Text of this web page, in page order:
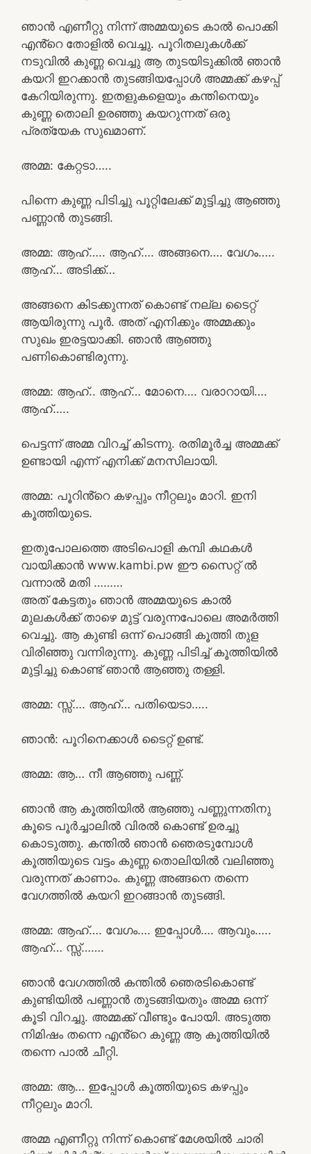
ഞാൻ എണീറ്റു നിന്ന് അമ്മയുടെ കാൽ പൊക്കി
എൻ്റെ തോളിൽ വെച്ചു. പൂറിതലുകൾക്ക്
നടുവിൽ കുണ്ണ വെച്ചു ആ തുടയിടുക്കിൽ ഞാൻ
കയറി ഇറക്കാൻ തുടങ്ങിയപ്പോൾ അമ്മക്ക് കഴപ്പ്
കേറിയിരുന്നു. ഇതളുകളെയും കന്തിനെയും
കുണ്ണ തൊലി ഉരഞ്ഞു കയറുന്നത് ഒരു
പ്രത്യേക സുഖമാണ്.
അമ്മ: കേറ്റടാ…..
പിന്നെ കുണ്ണ പിടിച്ചു പൂറ്റിലേക്ക് മുട്ടിച്ചു ആഞ്ഞു
പണ്ണാൻ തുടങ്ങി.
അമ്മ: ആഹ്….. ആഹ്…. അങ്ങനെ…. വേഗം…..
ആഹ്… അടിക്ക്…
അങ്ങനെ കിടക്കുന്നത് കൊണ്ട് നല്ല ടൈറ്റ്
ആയിരുന്നു പൂർ. അത് എനിക്കും അമ്മക്കും
സുഖം ഇരട്ടയാക്കി. ഞാൻ ആഞ്ഞു
പണികൊണ്ടിരുന്നു.
അമ്മ: ആഹ്.. ആഹ്… മോനെ…. വരാറായി….
ആഹ്…..
പെട്ടന്ന് അമ്മ വിറച്ച് കിടന്നു. രതിമൂർച്ച അമ്മക്ക്
ഉണ്ടായി എന്ന് എനിക്ക് മനസിലായി.
അമ്മ: പൂറിൻ്റെ കഴപ്പും നീറ്റലും മാറി. ഇനി
കൂത്തിയുടെ.
ഇതുപോലത്തെ അടിപൊളി കമ്പി കഥകൾ
വായിക്കാൻ www.kambi.pw ഈ സൈറ്റ് ൽ
വന്നാൽ മതി ………
അത് കേട്ടതും ഞാൻ അമ്മയുടെ കാൽ
മുലകൾക്ക് താഴെ മുട്ട് വരുന്നപോലെ അമർത്തി
വെച്ചു. ആ കുണ്ടി ഒന്ന് പൊങ്ങി കൂത്തി തുള
വിരിഞ്ഞു വന്നിരുന്നു. കുണ്ണ പിടിച്ച് കൂത്തിയിൽ
മുട്ടിച്ചു കൊണ്ട് ഞാൻ ആഞ്ഞു തള്ളി.
അമ്മ: സ്സ്‌…. ആഹ്… പതിയെടാ…..
ഞാൻ: പൂറിനെക്കാൾ ടൈറ്റ് ഉണ്ട്.
അമ്മ: ആ… നീ ആഞ്ഞു പണ്ണ്.
ഞാൻ ആ കൂത്തിയിൽ ആഞ്ഞു പണ്ണുന്നതിനു
കൂടെ പൂർച്ചാലിൽ വിരൽ കൊണ്ട് ഉരച്ചു
കൊടുത്തു. കന്തിൽ ഞാൻ ഞെരടുമ്പോൾ
കൂത്തിയുടെ വട്ടം കുണ്ണ തൊലിയിൽ വലിഞ്ഞു
വരുന്നത് കാണാം. കുണ്ണ അങ്ങനെ തന്നെ
വേഗത്തിൽ കയറി ഇറങ്ങാൻ തുടങ്ങി.
അമ്മ: ആഹ്…. വേഗം…. ഇപ്പോൾ…. ആവും…..
ആഹ്… സ്സ്‌…….
ഞാൻ വേഗത്തിൽ കന്തിൽ ഞെരടികൊണ്ട്
കുണ്ടിയിൽ പണ്ണാൻ തുടങ്ങിയതും അമ്മ ഒന്ന്
കൂടി വിറച്ചു. അമ്മക്ക് വീണ്ടും പോയി. അടുത്ത
നിമിഷം തന്നെ എൻ്റെ കുണ്ണ ആ കൂത്തിയിൽ
തന്നെ പാൽ ചീറ്റി.
അമ്മ: ആ… ഇപ്പോൾ കൂത്തിയുടെ കഴപ്പും
നീറ്റലും മാറി.
അമ്മ എണീറ്റു നിന്ന് കൊണ്ട് മേശയിൽ ചാരി